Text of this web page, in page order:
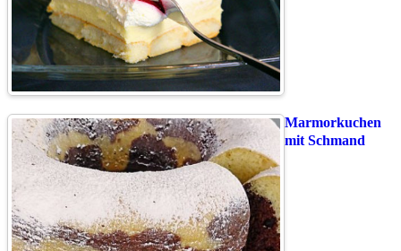
Marmorkuchen
mit Schmand